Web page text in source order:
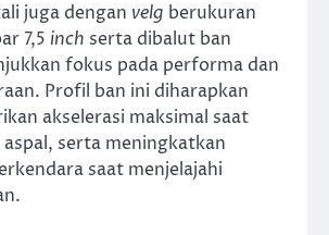
juga dengan velg berukuran
7,5 inch serta dibalut ban
fokus pada performa dan
Profil ban ini diharapkan
akselerasi maksimal saat
serta meningkatkan
saat menjelajahi